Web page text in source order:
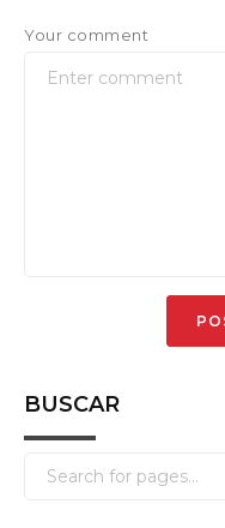
Your comment
BUSCAR